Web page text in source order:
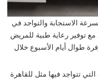
الاستجابة والتواجد في
توفير رعاية طبية للمريض
طوال أيام الأسبوع خلال
تتواجد فيها مثل للقاهرة